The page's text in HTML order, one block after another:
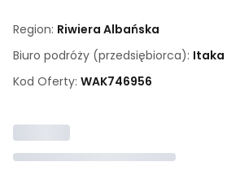
Region: Riwiera Albańska
Biuro podróży (przedsiębiorca): Itaka
Kod Oferty: WAK746956